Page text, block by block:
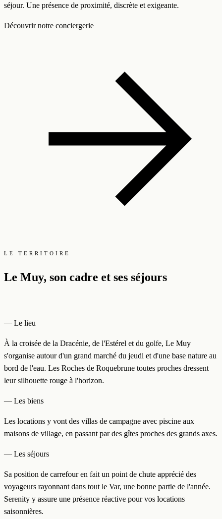
séjour. Une présence de proximité, discrète et exigeante.
Découvrir notre conciergerie
LE TERRITOIRE
Le Muy, son cadre et ses séjours
— Le lieu
À la croisée de la Dracénie, de l'Estérel et du golfe, Le Muy
s'organise autour d'un grand marché du jeudi et d'une base nature au
bord de l'eau. Les Roches de Roquebrune toutes proches dressent
leur silhouette rouge à l'horizon.
— Les biens
Les locations y vont des villas de campagne avec piscine aux
maisons de village, en passant par des gîtes proches des grands axes.
— Les séjours
Sa position de carrefour en fait un point de chute apprécié des
voyageurs rayonnant dans tout le Var, une bonne partie de l'année.
Serenity y assure une présence réactive pour vos locations
saisonnières.